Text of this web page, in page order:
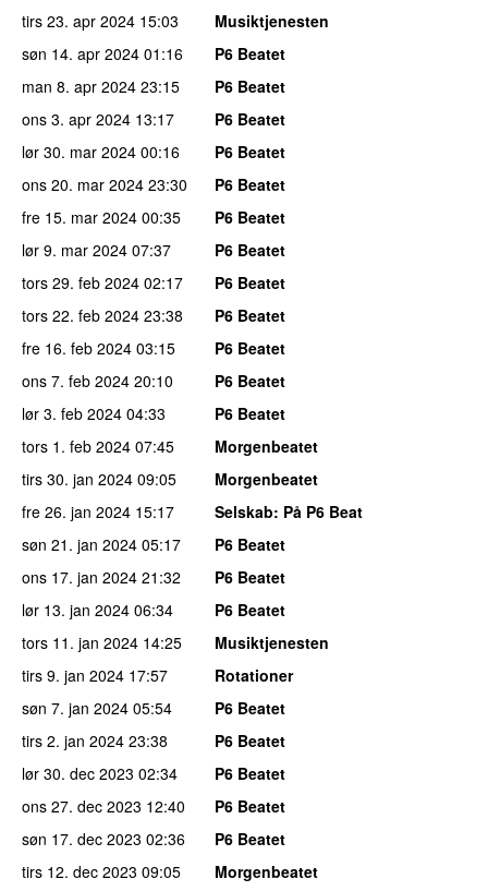
tirs 23. apr 2024 15:03
Musiktjenesten
søn 14. apr 2024 01:16
P6 Beatet
man 8. apr 2024 23:15
P6 Beatet
ons 3. apr 2024 13:17
P6 Beatet
lør 30. mar 2024 00:16
P6 Beatet
ons 20. mar 2024 23:30
P6 Beatet
fre 15. mar 2024 00:35
P6 Beatet
lør 9. mar 2024 07:37
P6 Beatet
tors 29. feb 2024 02:17
P6 Beatet
tors 22. feb 2024 23:38
P6 Beatet
fre 16. feb 2024 03:15
P6 Beatet
ons 7. feb 2024 20:10
P6 Beatet
lør 3. feb 2024 04:33
P6 Beatet
tors 1. feb 2024 07:45
Morgenbeatet
tirs 30. jan 2024 09:05
Morgenbeatet
fre 26. jan 2024 15:17 Selskab: På P6 Beat
søn 21. jan 2024 05:17
P6 Beatet
ons 17. jan 2024 21:32
P6 Beatet
lør 13. jan 2024 06:34
P6 Beatet
tors 11. jan 2024 14:25
Musiktjenesten
tirs 9. jan 2024 17:57
Rotationer
søn 7. jan 2024 05:54
P6 Beatet
tirs 2. jan 2024 23:38
P6 Beatet
lør 30. dec 2023 02:34
P6 Beatet
ons 27. dec 2023 12:40
P6 Beatet
søn 17. dec 2023 02:36
P6 Beatet
tirs 12. dec 2023 09:05
Morgenbeatet